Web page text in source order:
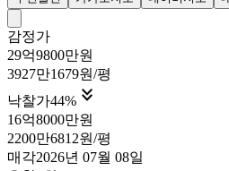
감정가
29억9800만원
3927만1679원/평
낙찰가44% 
16억8000만원
2200만6812원/평
매각2026년 07월 08일